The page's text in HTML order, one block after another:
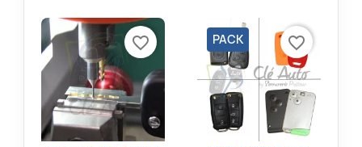
favorite_border PACK favorite_border